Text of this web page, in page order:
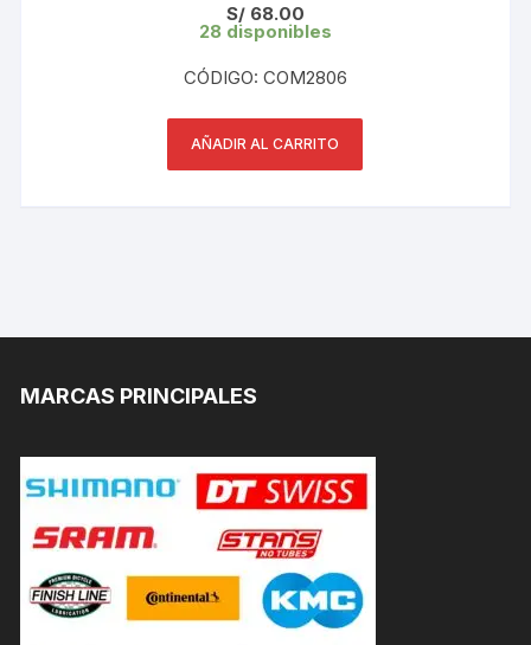
S/68.00
28 disponibles
CÓDIGO: COM2806
AÑADIR AL CARRITO
MARCAS PRINCIPALES